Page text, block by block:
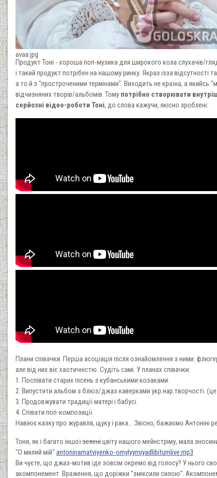
avaa.jpg
Продукт Тоні - хороша поп-музика для широкого кола слухачів/
і такий продукт потрібен на нашому ринку. Якраз ізза відсутності
а то й з "простроченими термінами". Виходить не країна, а якийсь
відчизняних творів/альбомів. Тому потрібно створювати
серйозні відео-роботи Тоні, до слова кажучи, якісно зроблені:
Плани співачки. Перша асоціація після ознайомлення з ними:
але від них віє хаотичністю. Судіть самі. У планах співачки:
1. Поспівати старих пісень з кубанськими козаками.
2. Випустити альбом з блюз/джаз каверками укр.нар.творчості. (це
3. Продовжувати традиції матері і бабусі.
4. Співати поп-композиції.
Навіює казку про журавля, щуку і рака... Звісно, бажаємо Антоніні
Тоня, як і багато іншоїзеленіцвіту нашого мейнстріму, мала
"О милий мій" antoninamatviyenko-omylyymiyadlibitumlive.mp3
Ви чуєте, що джаз-мотив іде зовсім окремо від голосу? У нього
акомпонемент. Враження, що доріжки "зміксили силою".